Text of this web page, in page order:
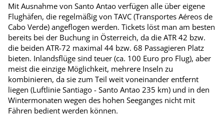
Mit Ausnahme von Santo Antao verfügen alle über eigene
Flughäfen, die regelmäßig von TAVC (Transportes Aéreos de
Cabo Verde) angeflogen werden. Tickets löst man am besten
bereits bei der Buchung in Österreich, da die ATR 42 bzw.
die beiden ATR-72 maximal 44 bzw. 68 Passagieren Platz
bieten. Inlandsflüge sind teuer (ca. 100 Euro pro Flug), aber
meist die einzige Möglichkeit, mehrere Inseln zu
kombinieren, da sie zum Teil weit voneinander entfernt
liegen (Luftlinie Santiago - Santo Antao 235 km) und in den
Wintermonaten wegen des hohen Seeganges nicht mit
Fähren bedient werden können.